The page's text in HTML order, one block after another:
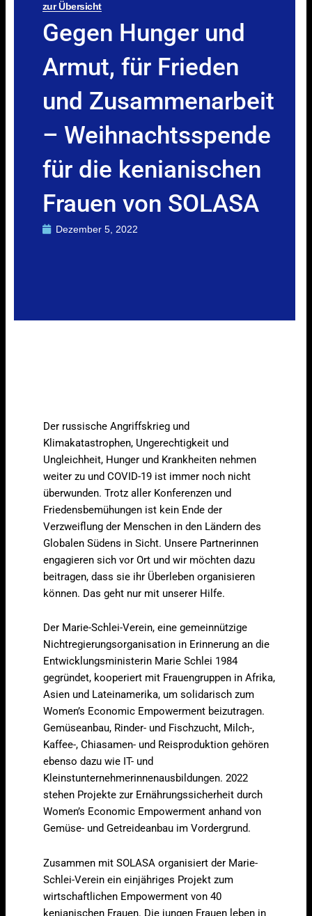
zur Übersicht
Gegen Hunger und
Armut, für Frieden
und Zusammenarbeit
– Weihnachtsspende
für die kenianischen
Frauen von SOLASA
Dezember 5, 2022
Der russische Angriffskrieg und
Klimakatastrophen, Ungerechtigkeit und
Ungleichheit, Hunger und Krankheiten nehmen
weiter zu und COVID-19 ist immer noch nicht
überwunden. Trotz aller Konferenzen und
Friedensbemühungen ist kein Ende der
Verzweiflung der Menschen in den Ländern des
Globalen Südens in Sicht. Unsere Partnerinnen
engagieren sich vor Ort und wir möchten dazu
beitragen, dass sie ihr Überleben organisieren
können. Das geht nur mit unserer Hilfe.
Der Marie-Schlei-Verein, eine gemeinnützige
Nichtregierungsorganisation in Erinnerung an die
Entwicklungsministerin Marie Schlei 1984
gegründet, kooperiert mit Frauengruppen in Afrika,
Asien und Lateinamerika, um solidarisch zum
Women’s Economic Empowerment beizutragen.
Gemüseanbau, Rinder- und Fischzucht, Milch-,
Kaffee-, Chiasamen- und Reisproduktion gehören
ebenso dazu wie IT- und
Kleinstunternehmerinnenausbildungen. 2022
stehen Projekte zur Ernährungssicherheit durch
Women’s Economic Empowerment anhand von
Gemüse- und Getreideanbau im Vordergrund.
Zusammen mit SOLASA organisiert der Marie-
Schlei-Verein ein einjähriges Projekt zum
wirtschaftlichen Empowerment von 40
kenianischen Frauen. Die jungen Frauen leben in